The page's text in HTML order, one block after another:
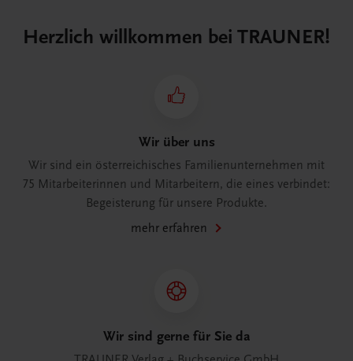
Herzlich willkommen bei TRAUNER!
Wir über uns
Wir sind ein österreichisches Familienunternehmen mit
75 Mitarbeiterinnen und Mitarbeitern, die eines verbindet:
Begeisterung für unsere Produkte.
mehr erfahren
Wir sind gerne für Sie da